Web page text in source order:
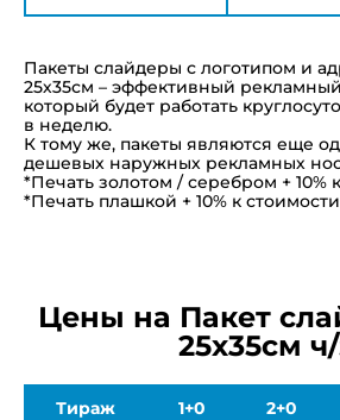
Пакеты слайдеры с логотипом и
25х35см – эффективный
который будет работать
в неделю.
К тому же, пакеты являются еще
дешевых наружных рекламных
*Печать золотом / серебром + 10%
*Печать плашкой + 10% к
Цены на Пакет
25х35см
Тираж 1+0 2+0